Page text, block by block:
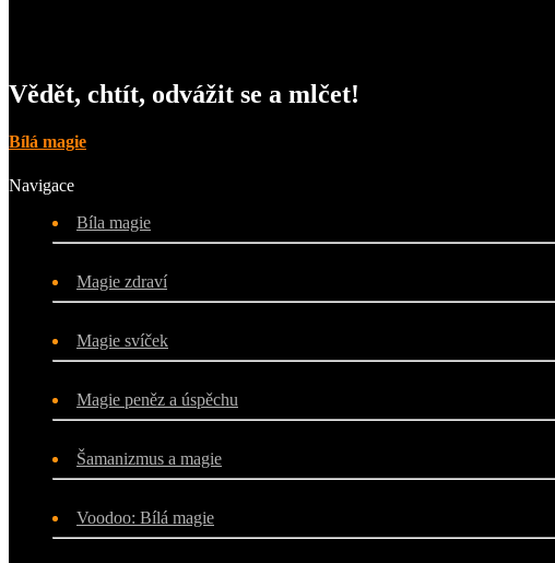
Vědět, chtít, odvážit se a mlčet!
Bílá magie
Navigace
Bíla magie
Magie zdraví
Magie svíček
Magie peněz a úspěchu
Šamanizmus a magie
Voodoo: Bílá magie